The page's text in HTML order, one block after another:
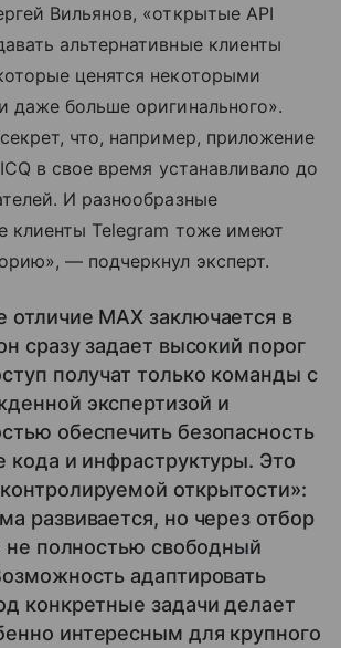
Вильянов, «открытые API
альтернативные клиенты
ценятся некоторыми
даже больше оригинального».
что, например, приложение
в свое время устанавливало до
И разнообразные
клиенты Telegram тоже имеют
— подчеркнул эксперт.
отличие MAX заключается в
сразу задает высокий порог
получат только команды с
экспертизой и
обеспечить безопасность
кода и инфраструктуры. Это
открытости»:
развивается, но через отбор
не полностью свободный
адаптировать
конкретные задачи делает
интересным для крупного